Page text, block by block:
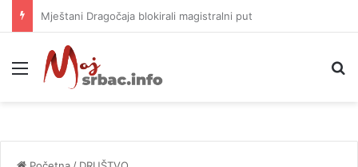
Helikopter ponovo gasi vatru u selima kod Trebinja
Meni